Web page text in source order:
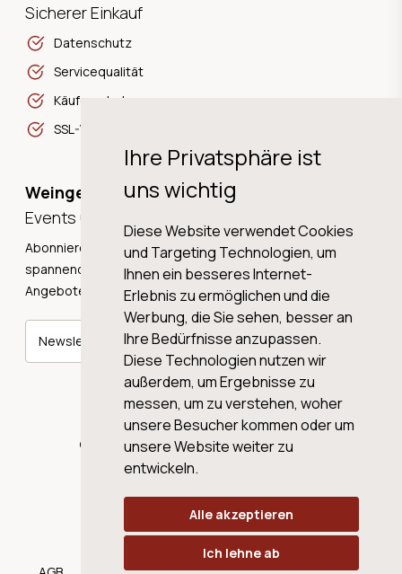
Ihre Privatsphäre ist
uns wichtig
Diese Website verwendet Cookies
und Targeting Technologien, um
Ihnen ein besseres Internet-
Erlebnis zu ermöglichen und die
Werbung, die Sie sehen, besser an
Ihre Bedürfnisse anzupassen.
Diese Technologien nutzen wir
außerdem, um Ergebnisse zu
messen, um zu verstehen, woher
unsere Besucher kommen oder um
unsere Website weiter zu
entwickeln.
Alle akzeptieren
Ich lehne ab
Sicherer Einkauf
Datenschutz
Servicequalität
Käuferschutz
SSL-Verschlüsselung
Weingeschichten,
Events und Neuigkeiten!
Abonnieren Sie unseren Newsletter und erhalten Sie
spannende Weingeschichten, Neuigkeiten und tolle
Angebote direkt in Ihre Mailbox.
Newsletter abonnieren
© 2026 WINE AG VALENTIN & VON SALIS